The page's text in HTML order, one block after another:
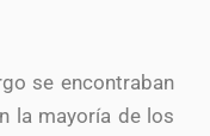
se encontraban
la mayoría de los